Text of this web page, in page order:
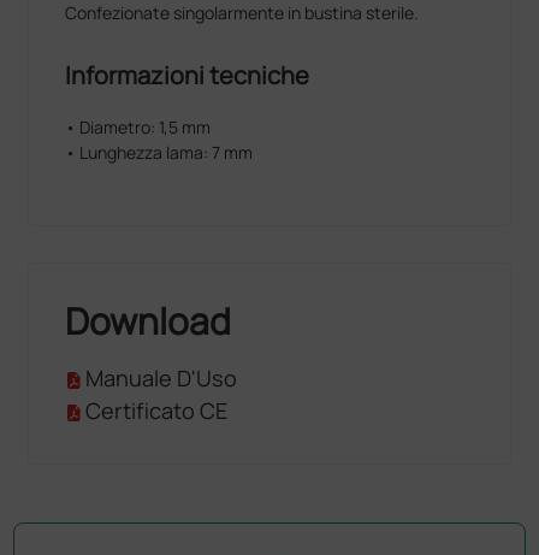
Confezionate singolarmente in bustina sterile.
Informazioni tecniche
• Diametro: 1,5 mm
• Lunghezza lama: 7 mm
Download
Manuale D'Uso
Certificato CE